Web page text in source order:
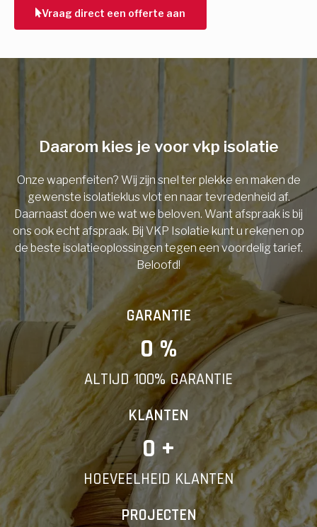
Vraag direct een offerte aan
Daarom kies je voor vkp isolatie
Onze wapenfeiten? Wij zijn snel ter plekke en maken de
gewenste isolatieklus vlot en naar tevredenheid af.
Daarnaast doen we wat we beloven. Want afspraak is bij
ons ook echt afspraak. Bij VKP Isolatie kunt u rekenen op
de beste isolatieoplossingen tegen een voordelig tarief.
Beloofd!
GARANTIE
0 %
ALTIJD 100% GARANTIE
KLANTEN
0 +
HOEVEELHEID KLANTEN
PROJECTEN